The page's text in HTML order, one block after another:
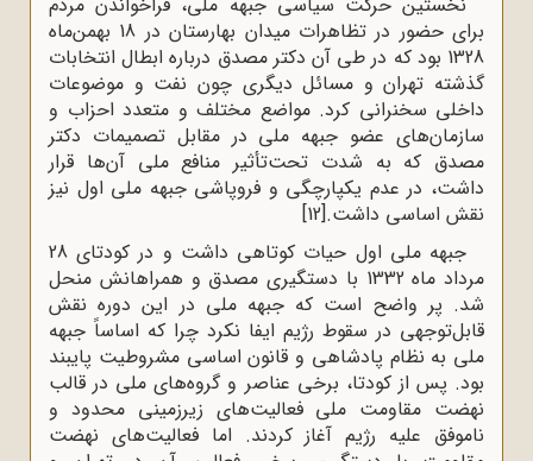
برای حضور در تظاهرات میدان بهارستان در 18 بهمن‌ماه
1328 بود که در طی آن دکتر مصدق درباره ابطال انتخابات
گذشته تهران و مسائل دیگری چون نفت و موضوعات
داخلی سخنرانی کرد. مواضع مختلف و متعدد احزاب و
سازمان‌های عضو جبهه ملی در مقابل تصمیمات دکتر
مصدق که به شدت تحت‌تأثیر منافع ملی آن‌ها قرار
داشت، در عدم یکپارچگی و فروپاشی جبهه ملی اول نیز
نقش اساسی داشت.[12]
جبهه ملی اول حیات کوتاهی داشت و در کودتای 28
مرداد ماه 1332 با دستگیری مصدق و همراهانش منحل
شد. پر واضح است که جبهه ملی در این دوره نقش
قابل‌توجهی در سقوط رژیم ایفا نکرد چرا که اساساً جبهه
ملی به نظام پادشاهی و قانون اساسی مشروطیت پایبند
بود. پس از کودتا، برخى عناصر و گروه‌هاى ملى در قالب
نهضت مقاومت ملى فعالیت‌هاى زیرزمینى محدود و
ناموفق علیه رژیم آغاز کردند. اما فعالیت‌هاى نهضت